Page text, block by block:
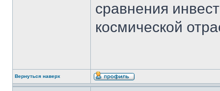
сравнения
космической
Вернуться наверх